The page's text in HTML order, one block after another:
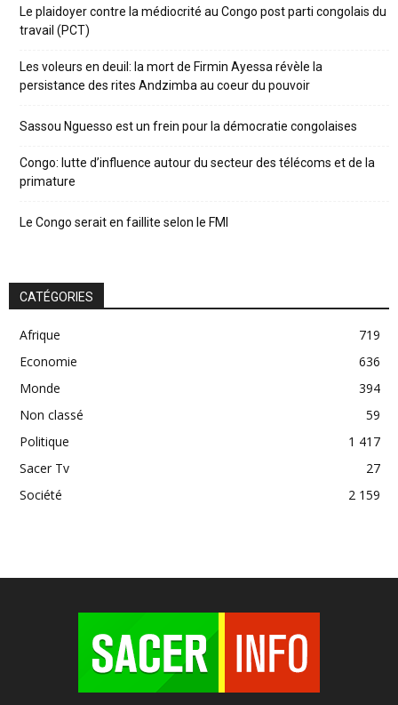
Le plaidoyer contre la médiocrité au Congo post parti congolais du
travail (PCT)
Les voleurs en deuil: la mort de Firmin Ayessa révèle la
persistance des rites Andzimba au coeur du pouvoir
Sassou Nguesso est un frein pour la démocratie congolaises
Congo: lutte d’influence autour du secteur des télécoms et de la
primature
Le Congo serait en faillite selon le FMI
CATÉGORIES
Afrique
719
Economie
636
Monde
394
Non classé
59
Politique
1 417
Sacer Tv
27
Société
2 159